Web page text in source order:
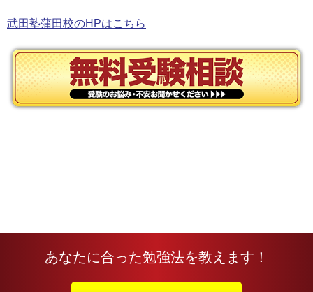
武田塾蒲田校のHPはこちら
あなたに合った勉強法を教えます！